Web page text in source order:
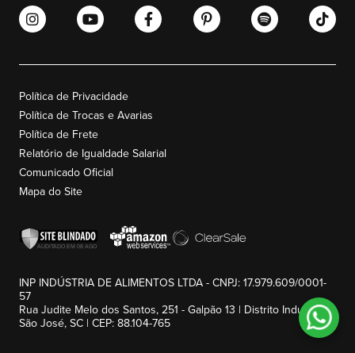
Política de Privacidade
Política de Trocas e Avarias
Política de Frete
Relatório de Igualdade Salarial
Comunicado Oficial
Mapa do Site
INP INDÚSTRIA DE ALIMENTOS LTDA - CNPJ: 17.979.609/0001-
57
Rua Judite Melo dos Santos, 251 - Galpão 13 | Distrito Industrial -
São José, SC | CEP: 88.104-765